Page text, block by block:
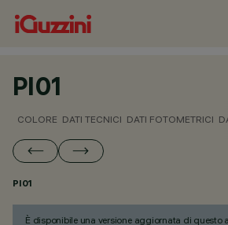
PI01
COLORE DATI TECNICI DATI FOTOMETRICI
PI01
È disponibile una versione aggiornata di questo